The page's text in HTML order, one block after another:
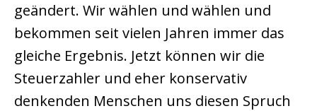
geändert. Wir wählen und wählen und
bekommen seit vielen Jahren immer das
gleiche Ergebnis. Jetzt können wir die
Steuerzahler und eher konservativ
denkenden Menschen uns diesen Spruch